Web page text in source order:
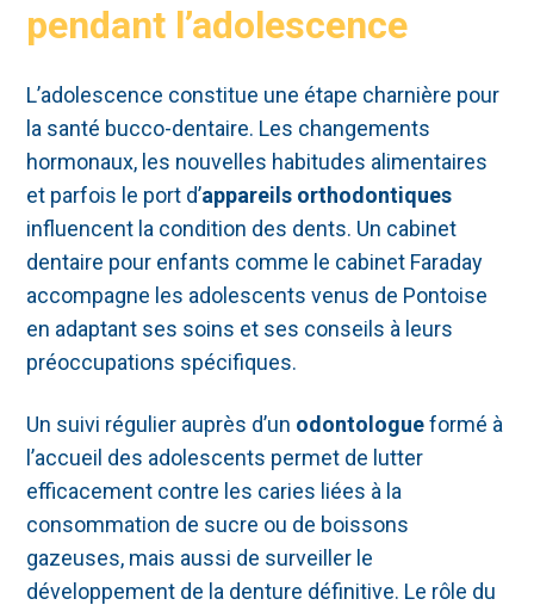
pendant l’adolescence
L’adolescence constitue une étape charnière pour
la santé bucco-dentaire. Les changements
hormonaux, les nouvelles habitudes alimentaires
et parfois le port d’appareils orthodontiques
influencent la condition des dents. Un cabinet
dentaire pour enfants comme le cabinet Faraday
accompagne les adolescents venus de Pontoise
en adaptant ses soins et ses conseils à leurs
préoccupations spécifiques.
Un suivi régulier auprès d’un odontologueformé à
l’accueil des adolescents permet de lutter
efficacement contre les caries liées à la
consommation de sucre ou de boissons
gazeuses, mais aussi de surveiller le
développement de la denture définitive. Le rôle du